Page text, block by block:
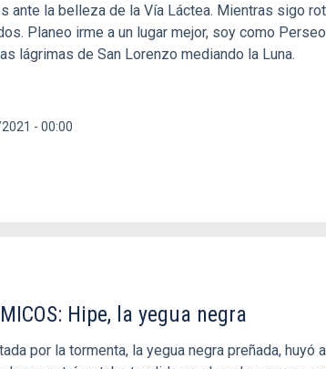
ante la belleza de la Vía Láctea. Mientras sigo
Planeo irme a un lugar mejor, soy como
lágrimas de San Lorenzo mediando la Luna.
- 00:00
Hipe, la yegua negra
por la tormenta, la yegua negra preñada, huyó